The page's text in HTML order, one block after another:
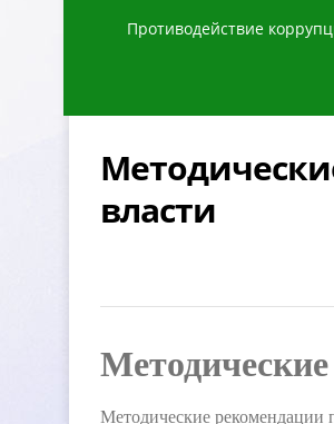
Противодействие
ласти
Методические рекомендации